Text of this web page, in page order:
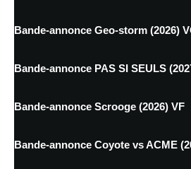
Bande-annonce Geo-storm (2026)
Bande-annonce PAS SI SEULS
Bande-annonce Scrooge (2026) VF
Bande-annonce Coyote vs ACME